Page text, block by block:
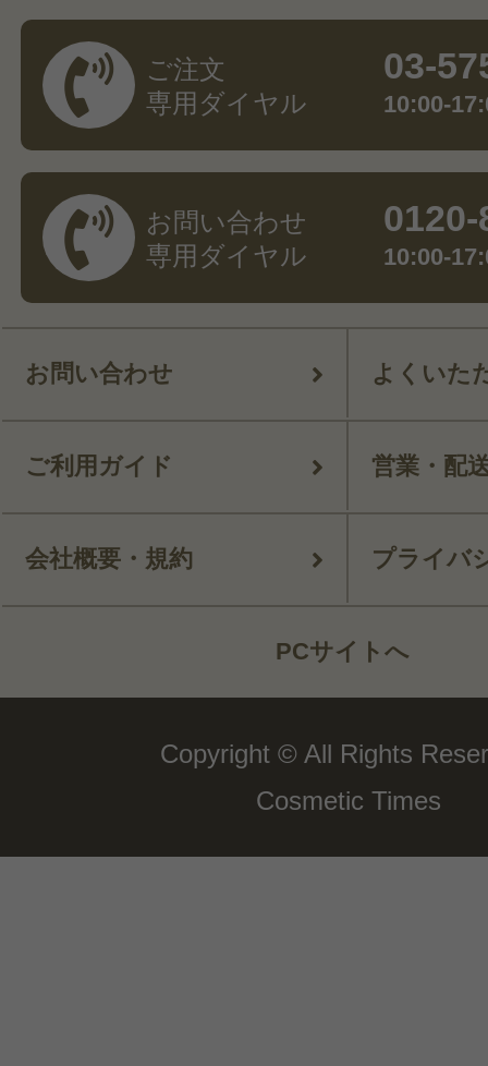
ご注文
専用ダイヤル
03-
10:00-
お問い合わせ
専用ダイヤル
10:00-
お問い合わせ よくいた
ご利用ガイド 営業・配
会社概要・規約 プライバ
PCサイトへ
Copyright © All Rights
Cosmetic Times